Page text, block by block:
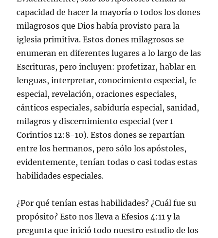
capacidad de hacer la mayoría o todos los dones
milagrosos que Dios había provisto para la
iglesia primitiva. Estos dones milagrosos se
enumeran en diferentes lugares a lo largo de las
Escrituras, pero incluyen: profetizar, hablar en
lenguas, interpretar, conocimiento especial, fe
especial, revelación, oraciones especiales,
cánticos especiales, sabiduría especial, sanidad,
milagros y discernimiento especial (ver 1
Corintios 12:8-10). Estos dones se repartían
entre los hermanos, pero sólo los apóstoles,
evidentemente, tenían todas o casi todas estas
habilidades especiales.
¿Por qué tenían estas habilidades? ¿Cuál fue su
propósito? Esto nos lleva a Efesios 4:11 y la
pregunta que inició todo nuestro estudio de los